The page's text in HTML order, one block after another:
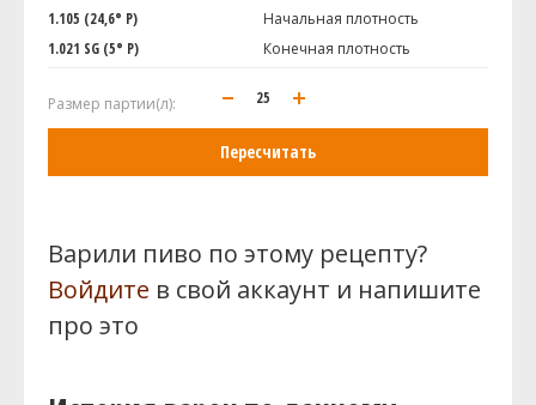
1.105 (24,6° P)
Начальная плотность
1.021 SG (5° P)
Конечная плотность
Размер партии(л):
Пересчитать
Варили пиво по этому рецепту?
Войдите в свой аккаунт и напишите
про это